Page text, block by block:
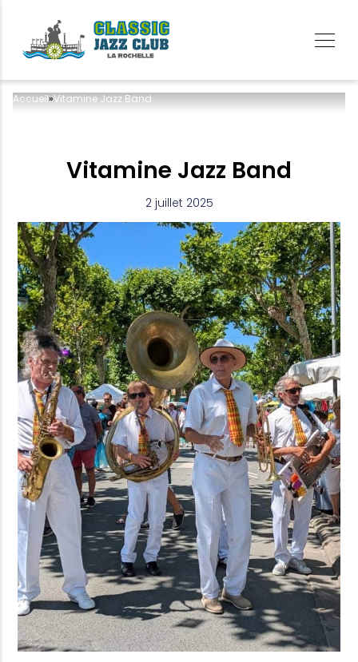
Accueil»Vitamine Jazz Band
Vitamine Jazz Band
2 juillet 2025